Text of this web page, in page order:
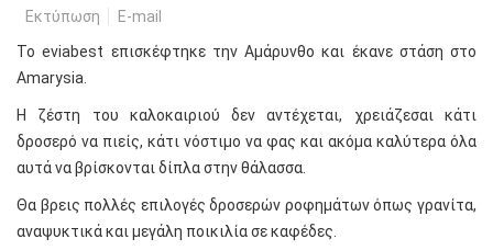
Εκτύπωση E-mail
Το eviabest επισκέφτηκε την Αμάρυνθο και έκανε στάση στο
Amarysia.
Η ζέστη του καλοκαιριού δεν αντέχεται, χρειάζεσαι κάτι
δροσερό να πιείς, κάτι νόστιμο να φας και ακόμα καλύτερα όλα
αυτά να βρίσκονται δίπλα στην θάλασσα.
Θα βρεις πολλές επιλογές δροσερών ροφημάτων όπως γρανίτα,
αναψυκτικά και μεγάλη ποικιλία σε καφέδες.